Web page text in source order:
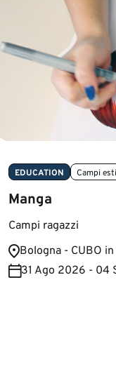
EDUCATION Campi
Manga
Campi ragazzi
Bologna - CUBO
31 Ago 2026 - 04